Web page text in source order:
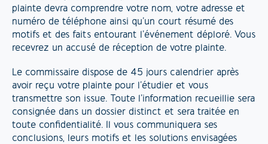
plainte devra comprendre votre nom, votre adresse et
numéro de téléphone ainsi qu’un court résumé des
motifs et des faits entourant l’événement déploré. Vous
recevrez un accusé de réception de votre plainte.
Le commissaire dispose de 45 jours calendrier après
avoir reçu votre plainte pour l’étudier et vous
transmettre son issue. Toute l’information recueillie sera
consignée dans un dossier distinct et sera traitée en
toute confidentialité. Il vous communiquera ses
conclusions, leurs motifs et les solutions envisagées